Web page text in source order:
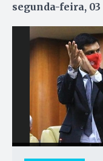
segunda-feira, 03